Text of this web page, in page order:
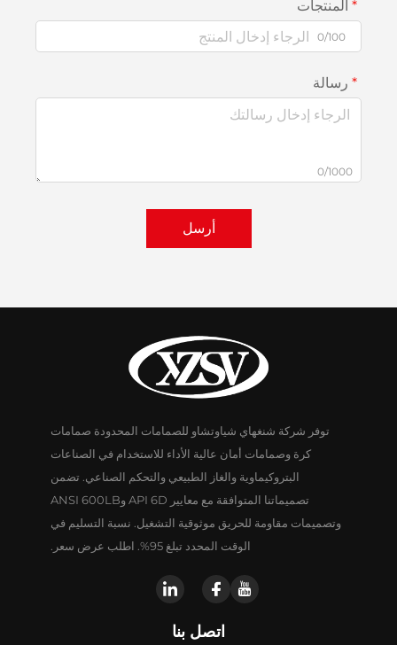
المنتجات
0/100
رسالة
0/1000
أرسل
توفر شركة شنغهاي شياوتشاو للصمامات المحدودة صمامات
كرة وصمامات أمان عالية الأداء للاستخدام في الصناعات
البتروكيماوية والغاز الطبيعي والتحكم الصناعي. تضمن
تصميماتنا المتوافقة مع معايير API 6D وANSI 600LB
وتصميمات مقاومة للحريق موثوقية التشغيل. نسبة التسليم في
الوقت المحدد تبلغ 95%. اطلب عرض سعر.
اتصل بنا